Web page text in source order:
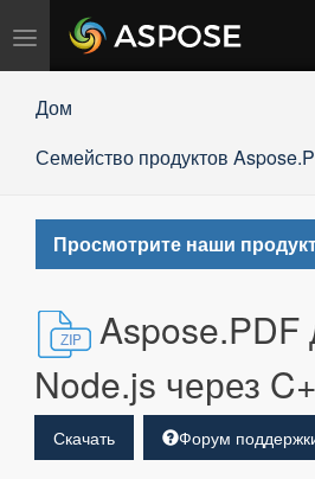
Переключить
навигацию
Дом
Семейство продуктов
Просмотрите наши
Aspose.PDF
Node.js через
Скачать Форум